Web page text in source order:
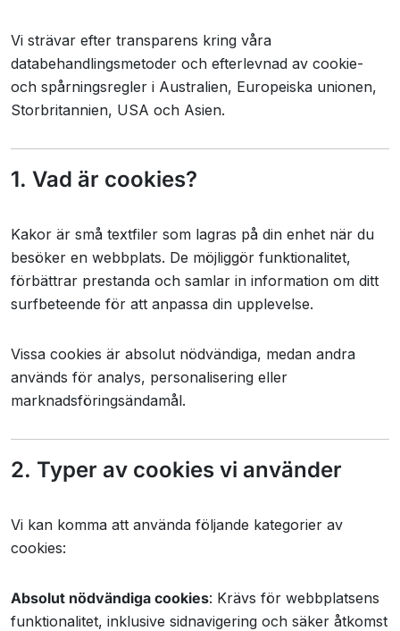
Vi strävar efter transparens kring våra
databehandlingsmetoder och efterlevnad av cookie-
och spårningsregler i Australien, Europeiska unionen,
Storbritannien, USA och Asien.
1. Vad är cookies?
Kakor är små textfiler som lagras på din enhet när du
besöker en webbplats. De möjliggör funktionalitet,
förbättrar prestanda och samlar in information om ditt
surfbeteende för att anpassa din upplevelse.
Vissa cookies är absolut nödvändiga, medan andra
används för analys, personalisering eller
marknadsföringsändamål.
2. Typer av cookies vi använder
Vi kan komma att använda följande kategorier av
cookies:
Absolut nödvändiga cookies: Krävs för webbplatsens
funktionalitet, inklusive sidnavigering och säker åtkomst